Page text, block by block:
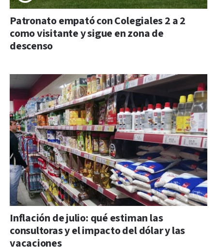
Patronato empató con Colegiales 2 a 2
como visitante y sigue en zona de
descenso
Inflación de julio: qué estiman las
consultoras y el impacto del dólar y las
vacaciones